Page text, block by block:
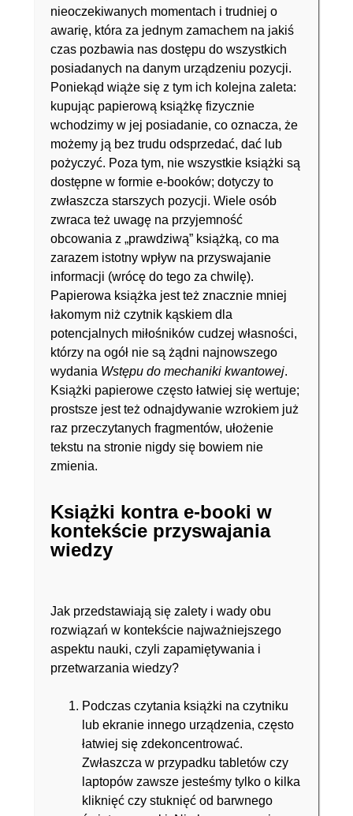
nieoczekiwanych momentach i trudniej o
awarię, która za jednym zamachem na jakiś
czas pozbawia nas dostępu do wszystkich
posiadanych na danym urządzeniu pozycji.
Poniekąd wiąże się z tym ich kolejna zaleta:
kupując papierową książkę fizycznie
wchodzimy w jej posiadanie, co oznacza, że
możemy ją bez trudu odsprzedać, dać lub
pożyczyć. Poza tym, nie wszystkie książki są
dostępne w formie e-booków; dotyczy to
zwłaszcza starszych pozycji. Wiele osób
zwraca też uwagę na przyjemność
obcowania z „prawdziwą” książką, co ma
zarazem istotny wpływ na przyswajanie
informacji (wrócę do tego za chwilę).
Papierowa książka jest też znacznie mniej
łakomym niż czytnik kąskiem dla
potencjalnych miłośników cudzej własności,
którzy na ogół nie są żądni najnowszego
wydania Wstępu do mechaniki kwantowej.
Książki papierowe często łatwiej się wertuje;
prostsze jest też odnajdywanie wzrokiem już
raz przeczytanych fragmentów, ułożenie
tekstu na stronie nigdy się bowiem nie
zmienia.
Książki kontra e-booki w
kontekście przyswajania
wiedzy
Jak przedstawiają się zalety i wady obu
rozwiązań w kontekście najważniejszego
aspektu nauki, czyli zapamiętywania i
przetwarzania wiedzy?
Podczas czytania książki na czytniku
lub ekranie innego urządzenia, często
łatwiej się zdekoncentrować.
Zwłaszcza w przypadku tabletów czy
laptopów zawsze jesteśmy tylko o kilka
kliknięć czy stuknięć od barwnego